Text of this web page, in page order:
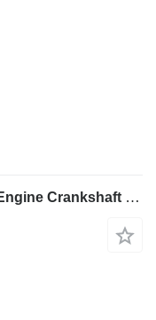
New Holland Lm5040, Lm Series, Engine Crankshaft 2853822, 2831432, 4da50887 kolenasto vratilo za LM5040 teleskopskog utovarivača